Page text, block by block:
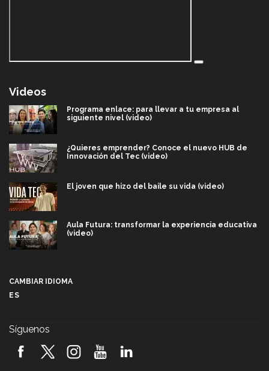
Videos
Programa enlace: para llevar a tu empresa al
siguiente nivel (video)
¿Quieres emprender? Conoce el nuevo HUB de
Innovación del Tec (video)
El joven que hizo del baile su vida (video)
Aula Futura: transformar la experiencia educativa
(video)
2026! (video)
CAMBIAR IDIOMA
ES
Síguenos